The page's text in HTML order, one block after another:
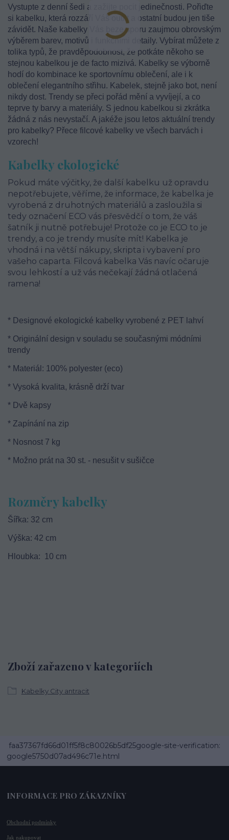
Vystupte z denní šedi a zažijte pocit jedinečnosti. Pořiďte
si kabelku, která rozzáří Váš outfit a ostatní budou jen tiše
závidět. Naše kabelky Vás beze sporu zaujmou obrovským
výběrem barev, motivů i funkčními detaily. Vybírat můžete z
tolika typů, že pravděpodobnost, že potkáte někoho se
stejnou kabelkou je de facto mizivá. Kabelky se výborně
hodí do kombinace ke sportovnímu oblečení, ale i k
oblečení elegantního střihu. Kabelek, stejně jako bot, není
nikdy dost. Trendy se přeci pořád mění a vyvíjejí, a co
teprve ty barvy a materiály. S jednou kabelkou si zkrátka
žádná z nás nevystačí. A jakéže jsou letos aktuální trendy
pro kabelky? Přece filcové kabelky ve všech barvách i
vzorech!
Kabelky ekologické
Pokud máte výčitky, že další kabelku už opravdu
nepotřebujete, věříme, že informace, že kabelka je
vyrobená z druhotných materiálů a zasloužila si
tedy označení ECO vás přesvědčí o tom, že váš
šatník ji nutně potřebuje! Protože co je ECO to je
trendy, a co je trendy musíte mít! Kabelka je
vhodná i na větší nákupy, skripta i vybavení pro
vašeho caparta. Filcová kabelka Vás navíc očaruje
svou lehkostí a už vás nečekají žádná otlačená
ramena!
* Designové ekologické kabelky vyrobené z PET lahví
* Originální design v souladu se současnými módními
trendy
* Materiál: 100% polyester (eco)
* Vysoká kvalita, krásně drží tvar
* Dvě kapsy
* Zapínání na zip
* Nosnost 7 kg
* Možno prát na 30 st. - nesušit v sušičce
Rozměry kabelky
Šířka: 32 cm
Výška: 42 cm
Hloubka: 10 cm
Zboží zařazeno v kategoriích
Kabelky City antracit
faa37367fd66d01ff5f8c80026b5df25google-site-verification:
google5750d07ad496c71e.html
INFORMACE PRO ZÁKAZNÍKY
Obchodní podmínky
Jak nakupovat